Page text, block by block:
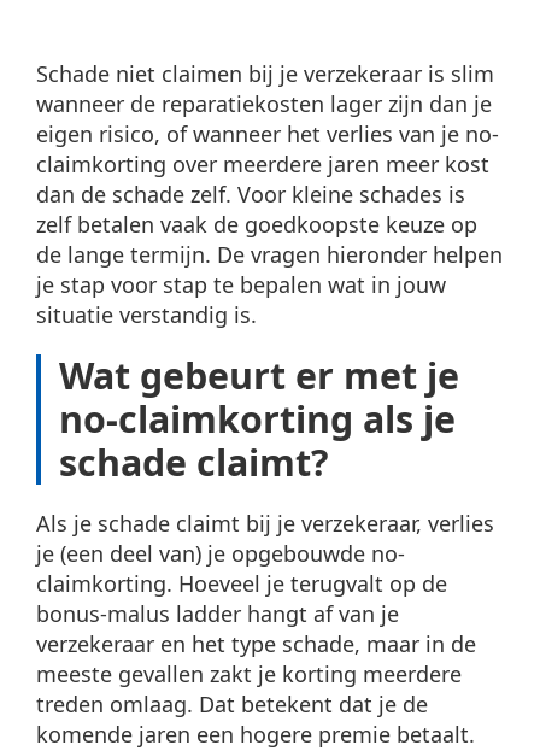
Schade niet claimen bij je verzekeraar is slim
wanneer de reparatiekosten lager zijn dan je
eigen risico, of wanneer het verlies van je no-
claimkorting over meerdere jaren meer kost
dan de schade zelf. Voor kleine schades is
zelf betalen vaak de goedkoopste keuze op
de lange termijn. De vragen hieronder helpen
je stap voor stap te bepalen wat in jouw
situatie verstandig is.
Wat gebeurt er met je
no-claimkorting als je
schade claimt?
Als je schade claimt bij je verzekeraar, verlies
je (een deel van) je opgebouwde no-
claimkorting. Hoeveel je terugvalt op de
bonus-malus ladder hangt af van je
verzekeraar en het type schade, maar in de
meeste gevallen zakt je korting meerdere
treden omlaag. Dat betekent dat je de
komende jaren een hogere premie betaalt.